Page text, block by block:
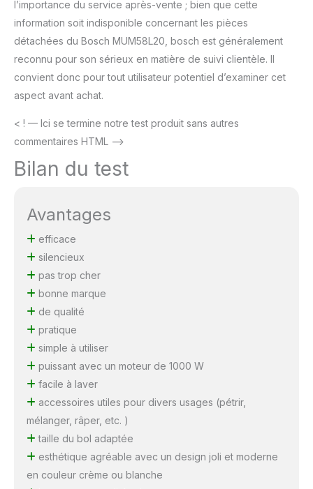
l’importance du service après-vente ; bien que cette
information soit indisponible concernant les pièces
détachées du Bosch MUM58L20, bosch est généralement
reconnu pour son sérieux en matière de suivi clientèle. Il
convient donc pour tout utilisateur potentiel d’examiner cet
aspect avant achat.
< ! — Ici se termine notre test produit sans autres
commentaires HTML –>
Bilan du test
Avantages
efficace
silencieux
pas trop cher
bonne marque
de qualité
pratique
simple à utiliser
puissant avec un moteur de 1000 W
facile à laver
accessoires utiles pour divers usages (pétrir,
mélanger, râper, etc. )
taille du bol adaptée
esthétique agréable avec un design joli et moderne
en couleur crème ou blanche